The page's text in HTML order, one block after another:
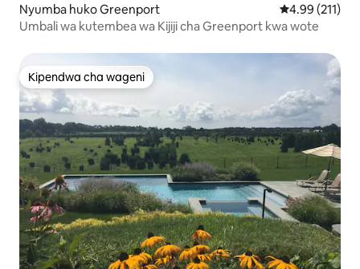
Nyumba huko Greenport Ukadiriaji wa
4.99 (211)
Umbali wa kutembea wa Kijiji cha Greenport kwa wote
Kipendwa cha wageni
Kipendwa cha wageni